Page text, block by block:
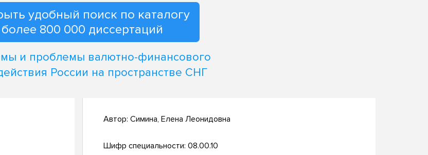
удобный поиск по каталогу
более 800 000 диссертаций
и проблемы валютно-финансового
России на пространстве СНГ
Автор: Симина, Елена Леонидовна
Шифр специальности: 08.00.10